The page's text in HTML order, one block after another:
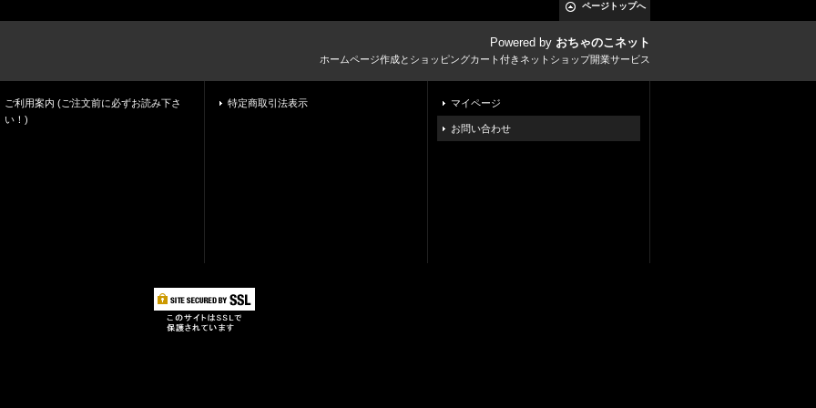
ページトップへ
Powered by おちゃのこネット
ホームページ作成とショッピングカート付きネットショップ開業サービス
ご利用案内 (ご注文前に必ずお読み下さ
い！)
特定商取引法表示 マイページ
お問い合わせ